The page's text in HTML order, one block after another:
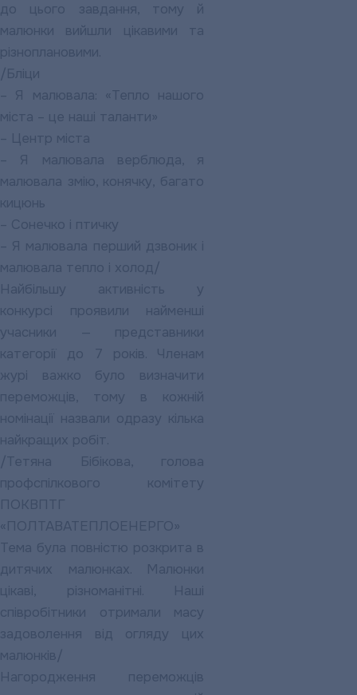
до цього завдання, тому й
малюнки вийшли цікавими та
різноплановими.
/Бліци
– Я малювала: «Тепло нашого
міста – це наші таланти»
– Центр міста
– Я малювала верблюда, я
малювала змію, конячку, багато
кицюнь
– Сонечко і птичку
– Я малювала перший дзвоник і
малювала тепло і холод/
Найбільшу активність у
конкурсі проявили найменші
учасники — представники
категорії до 7 років. Членам
журі важко було визначити
переможців, тому в кожній
номінації назвали одразу кілька
найкращих робіт.
/Тетяна Бібікова, голова
профспілкового комітету
ПОКВПТГ
«ПОЛТАВАТЕПЛОЕНЕРГО»
Тема була повністю розкрита в
дитячих малюнках. Малюнки
цікаві, різноманітні. Наші
співробітники отримали масу
задоволення від огляду цих
малюнків/
Нагородження переможців